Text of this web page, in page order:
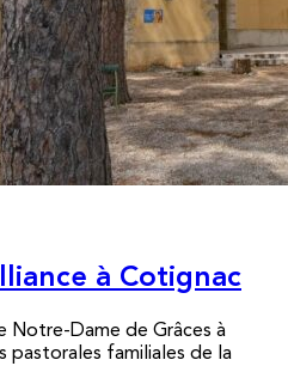
à Cotignac
Notre-Dame de Grâces à
pastorales familiales de la